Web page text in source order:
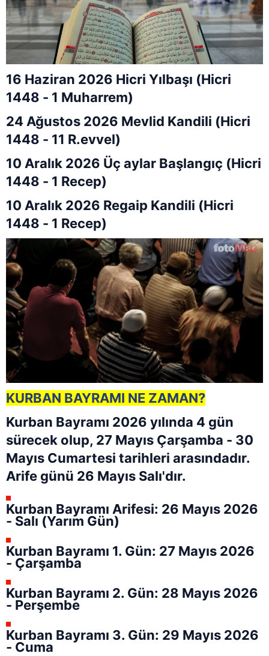
16 Haziran 2026 Hicri Yılbaşı (Hicri
1448 - 1 Muharrem)
24 Ağustos 2026 Mevlid Kandili (Hicri
1448 - 11 R.evvel)
10 Aralık 2026 Üç aylar Başlangıç (Hicri
1448 - 1 Recep)
10 Aralık 2026 Regaip Kandili (Hicri
1448 - 1 Recep)
KURBAN BAYRAMI NE ZAMAN?
Kurban Bayramı 2026 yılında 4 gün
sürecek olup, 27 Mayıs Çarşamba - 30
Mayıs Cumartesi tarihleri arasındadır.
Arife günü 26 Mayıs Salı'dır.
Kurban Bayramı Arifesi: 26 Mayıs 2026
- Salı (Yarım Gün)
Kurban Bayramı 1. Gün: 27 Mayıs 2026
- Çarşamba
Kurban Bayramı 2. Gün: 28 Mayıs 2026
- Perşembe
Kurban Bayramı 3. Gün: 29 Mayıs 2026
- Cuma